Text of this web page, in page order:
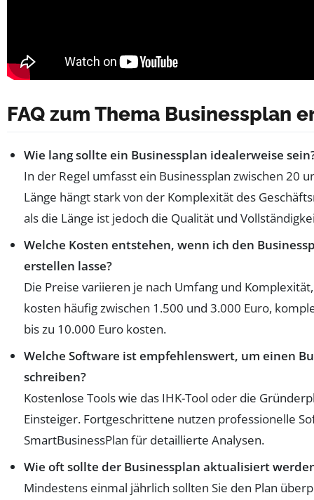
FAQ zum Thema Businessplan
Wie lang sollte ein Businessplan idealerweise
In der Regel umfasst ein Businessplan zwischen 20
Länge hängt stark von der Komplexität des
als die Länge ist jedoch die Qualität und
Welche Kosten entstehen, wenn ich den
erstellen lasse?
Die Preise variieren je nach Umfang und
kosten häufig zwischen 1.500 und 3.000 Euro,
bis zu 10.000 Euro kosten.
Welche Software ist empfehlenswert, um einen
schreiben?
Kostenlose Tools wie das IHK-Tool oder die
Einsteiger. Fortgeschrittene nutzen professionelle
SmartBusinessPlan für detaillierte Analysen.
Wie oft sollte der Businessplan aktualisiert
Mindestens einmal jährlich sollten Sie den Plan